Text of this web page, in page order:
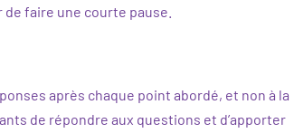
faire une courte pause.
après chaque point abordé, et non à la
de répondre aux questions et d’apporter